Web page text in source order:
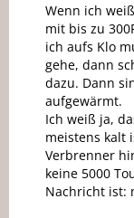
Wenn ich
mit bis zu
ich aufs Klo
gehe, dann
dazu. Dann
aufgewärmt.
Ich weiß ja,
meistens kalt
Verbrenner
keine 5000
Nachricht ist: